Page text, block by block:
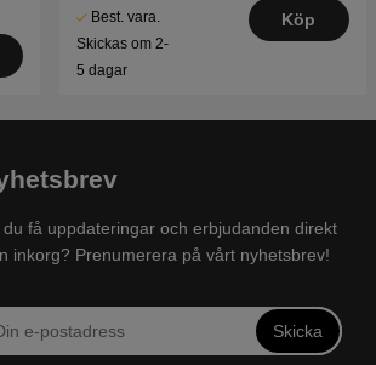
Best. vara.
Skickas om 2-
5 dagar
Köp
du få uppdateringar och erbjudanden direkt
inkorg? Prenumerera på vårt nyhetsbrev!
Skicka